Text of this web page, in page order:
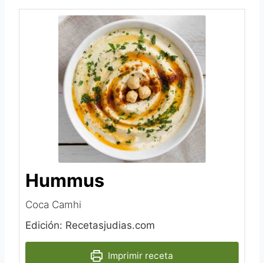
Hummus
Coca Camhi‎
Edición: Recetasjudias.com
Imprimir receta